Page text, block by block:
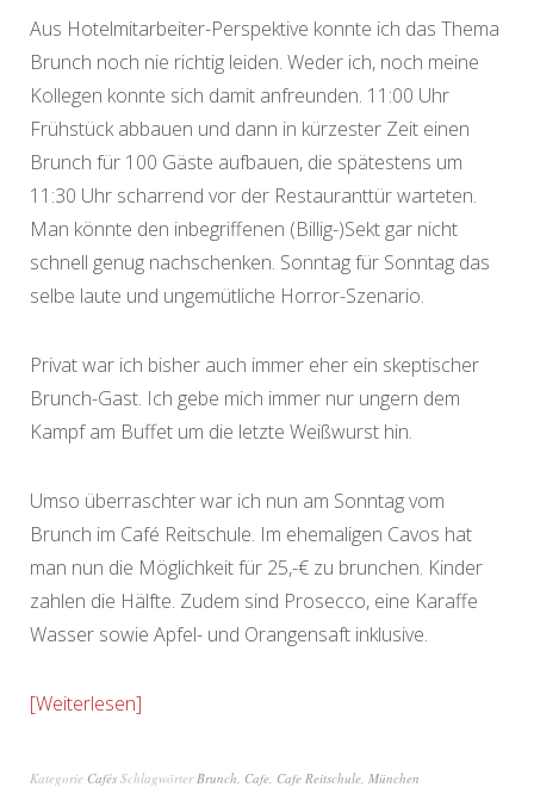
Aus Hotelmitarbeiter-Perspektive konnte ich das Thema
Brunch noch nie richtig leiden. Weder ich, noch meine
Kollegen konnte sich damit anfreunden. 11:00 Uhr
Frühstück abbauen und dann in kürzester Zeit einen
Brunch für 100 Gäste aufbauen, die spätestens um
11:30 Uhr scharrend vor der Restauranttür warteten.
Man könnte den inbegriffenen (Billig-)Sekt gar nicht
schnell genug nachschenken. Sonntag für Sonntag das
selbe laute und ungemütliche Horror-Szenario.
Privat war ich bisher auch immer eher ein skeptischer
Brunch-Gast. Ich gebe mich immer nur ungern dem
Kampf am Buffet um die letzte Weißwurst hin.
Umso überraschter war ich nun am Sonntag vom
Brunch im Café Reitschule. Im ehemaligen Cavos hat
man nun die Möglichkeit für 25,-€ zu brunchen. Kinder
zahlen die Hälfte. Zudem sind Prosecco, eine Karaffe
Wasser sowie Apfel- und Orangensaft inklusive.
Weiterlesen
Kategorie Cafés Schlagwörter Brunch Cafe Cafe Reitschule München